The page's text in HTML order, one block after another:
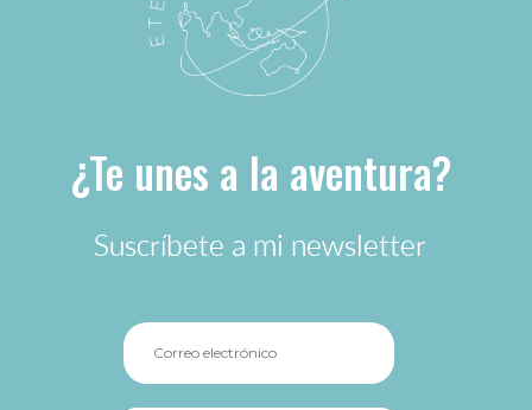
¿Te unes a la aventura?
Suscríbete a mi newsletter